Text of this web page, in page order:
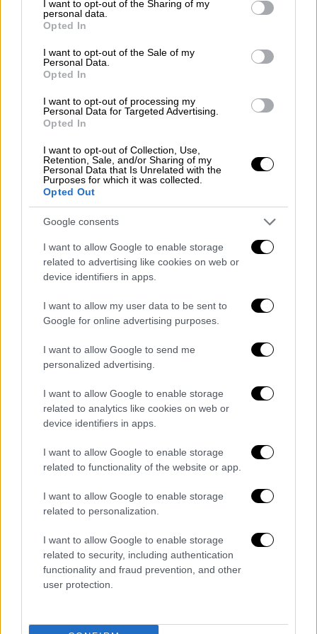
not limited to your visit or usage behaviour. You may click to
grant or deny consent to Google and its third-party tags to
use your data for below specified purposes in below Google
consent section.
I want to opt-out of the Sharing of my
personal data.
Opted In
I want to opt-out of the Sale of my
Personal Data.
Opted In
I want to opt-out of processing my
Personal Data for Targeted Advertising.
Opted In
I want to opt-out of Collection, Use,
Retention, Sale, and/or Sharing of my
Personal Data that Is Unrelated with the
Purposes for which it was collected.
Opted Out
Google consents
I want to allow Google to enable storage
related to advertising like cookies on web or
device identifiers in apps.
I want to allow my user data to be sent to
Google for online advertising purposes.
I want to allow Google to send me
personalized advertising.
I want to allow Google to enable storage
related to analytics like cookies on web or
device identifiers in apps.
I want to allow Google to enable storage
related to functionality of the website or app.
I want to allow Google to enable storage
related to personalization.
I want to allow Google to enable storage
related to security, including authentication
functionality and fraud prevention, and other
user protection.
έχει γίνει καμία συναλλαγή σε αυτό το
πλαίσιο.
Ένα θέμα που θα βρεθεί στο επίκεντρο των
συζητήσεων
της ολλανδικής αγοράς TTF, που
χρησιμοποιείται ως αναφορά στις
αέριο. Η Ευρωπαϊκή Επιτροπή θέλει να
δημιουργήσει εντός των επόμενων έξι
μηνών εναλλακτικό δείκτη, ενώ μέχρι τότε
προτείνει έναν «προσωρινό μηχανισμό»
διόρθωσης των τιμών. Υπενθυμίζεται πως
την προηγούμενη εβδομάδα υπήρξε κοινή
επιστολή της Ελλάδας και άλλων
ευρωπαϊκών κρατών για έναν «διάδρομο
τιμών» για την αγορά χονδρικής
Παράλληλα οι Βρυξέλλες θα παρουσιάσουν
εργαλεία για την περαιτέρω μείωση της
ζήτησης φυσικού αερίου, καθώς μέχρι τώρα
υπάρχουν σημαντικές αποκλίσεις μεταξύ
των κρατών.
Το…. ημερολόγιο των μέτρων
Σταδιακά ξεδιπλώνεται το πλέγμα των
μέτρων στήριξηςτης κυβέρνησης, καθώς
στόχος είναι οι παρεμβάσεις να τρέχουν σε
δόσεις και η αρχή να γίνει τον επόμενο μήνα.
Ειδικότερα από τον Νοέμβριο εκτιμάται ότι
θα επιστρέψει η επιδότηση στην αντλία για
το πετρέλαιο κίνησης, υπό την προϋπόθεση
ότι δεν θα υπάρξει δραστική αποκλιμάκωση
μεσολαβεί. Παράλληλα αυξημένο θα είναι το